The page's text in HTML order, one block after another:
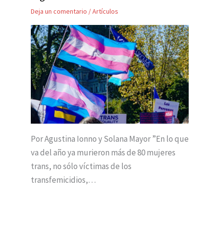
Deja un comentario /Artículos
Por Agustina Ionno y Solana Mayor ”En lo que
va del año ya murieron más de 80 mujeres
trans, no sólo víctimas de los
transfemicidios,…